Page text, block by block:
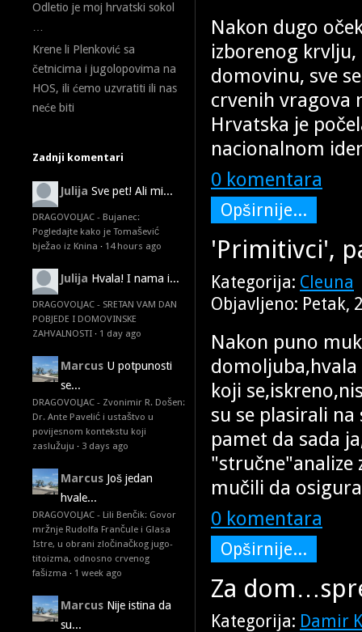
Odletio je moj hrvatski sokol
Krene li Plenković sa
četnicima i jugolopovima na
HOS, ili ćemo uzvratiti ili nas
neće biti
Zadnji komentari
Julija Sve pet! Ali mi...
DRAGOVOLJAC - Bujanec:
Pogledajte kako je Tomašević
bježao iz Knina · 14 hours ago
Julija Hvala! I nama i...
DRAGOVOLJAC - SRETAN VAM DAN
POBJEDE I DOMOVINSKE
ZAHVALNOSTI · 1 day ago
Marcus U potpunosti
se...
DRAGOVOLJAC - Zvonimir R. Došen:
Dr. Ante Pavelić i ustaštvo u
povijesnom kontekstu koji
zaslužuju · 3 days ago
Marcus Još jedan
hvale...
DRAGOVOLJAC - Lili Benčik: Govor
mržnje Rudolfa Frančule i Glasa
Istre, u obrani zločinačkog jugo-
titoizma, odnosno crvenog
fašizma · 1 week ago
Marcus Nije istina da
su...
Nakon dugo
izborenog krvlju,
domovinu, sve
crvenih vragova
Hrvatska je
nacionalnom
0 komentara
Opširnije...
'Primitivci',
Kategorija: Cleuna
Objavljeno: Petak,
Nakon puno
koji
su se plasirali
pamet da sada
"stručne"analize
mučili da
0 komentara
Opširnije...
Za
Kategorija: Damir